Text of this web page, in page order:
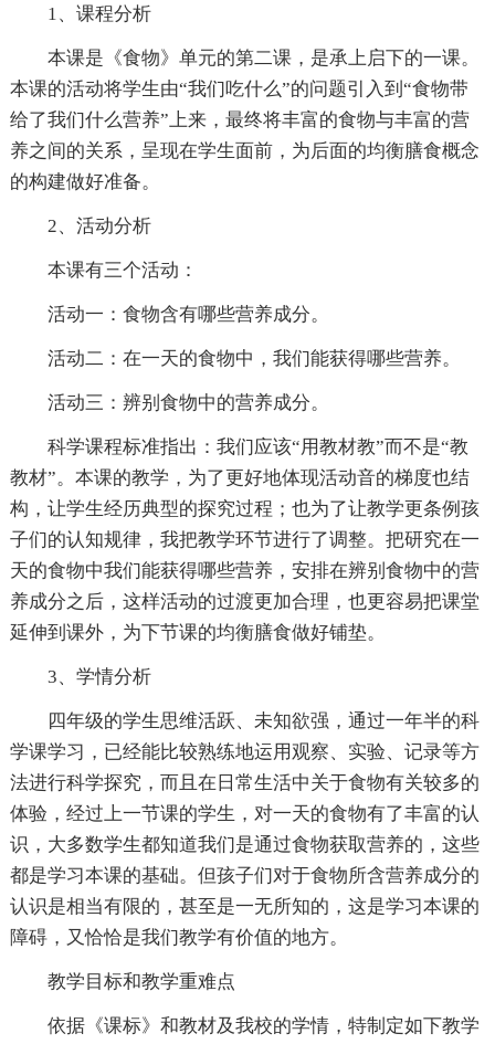
1、课程分析
本课是《食物》单元的第二课，是承上启下的一课。
本课的活动将学生由“我们吃什么”的问题引入到“食物带
给了我们什么营养”上来，最终将丰富的食物与丰富的营
养之间的关系，呈现在学生面前，为后面的均衡膳食概念
的构建做好准备。
2、活动分析
本课有三个活动：
活动一：食物含有哪些营养成分。
活动二：在一天的食物中，我们能获得哪些营养。
活动三：辨别食物中的营养成分。
科学课程标准指出：我们应该“用教材教”而不是“教
教材”。本课的教学，为了更好地体现活动音的梯度也结
构，让学生经历典型的探究过程；也为了让教学更条例孩
子们的认知规律，我把教学环节进行了调整。把研究在一
天的食物中我们能获得哪些营养，安排在辨别食物中的营
养成分之后，这样活动的过渡更加合理，也更容易把课堂
延伸到课外，为下节课的均衡膳食做好铺垫。
3、学情分析
四年级的学生思维活跃、未知欲强，通过一年半的科
学课学习，已经能比较熟练地运用观察、实验、记录等方
法进行科学探究，而且在日常生活中关于食物有关较多的
体验，经过上一节课的学生，对一天的食物有了丰富的认
识，大多数学生都知道我们是通过食物获取营养的，这些
都是学习本课的基础。但孩子们对于食物所含营养成分的
认识是相当有限的，甚至是一无所知的，这是学习本课的
障碍，又恰恰是我们教学有价值的地方。
教学目标和教学重难点
依据《课标》和教材及我校的学情，特制定如下教学